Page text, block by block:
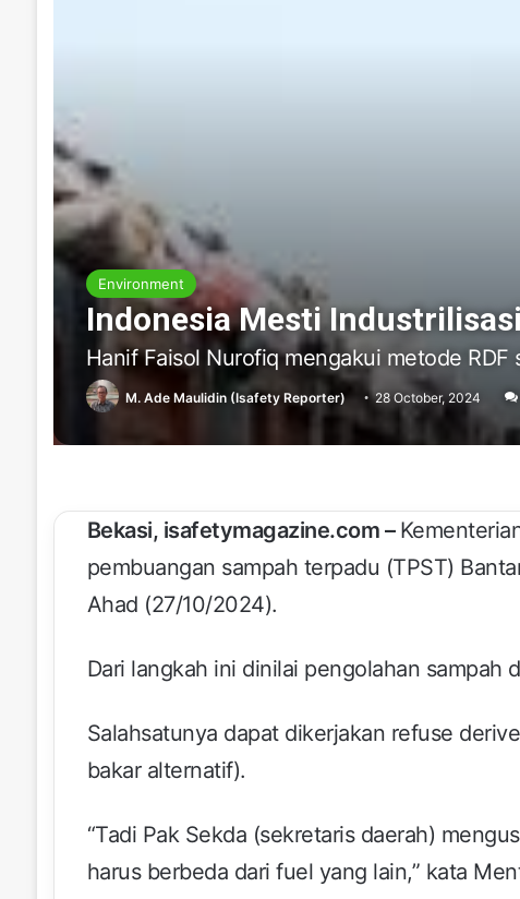
Environment
Indonesia Mesti
Hanif Faisol Nurofiq mengakui metode
M. Ade Maulidin (Isafety Reporter) 28 October, 2024
Bekasi, isafetymagazine.com –
pembuangan sampah terpadu (TPST)
Ahad (27/10/2024).
Dari langkah ini dinilai pengolahan sampah
Salahsatunya dapat dikerjakan refuse
bakar alternatif).
“Tadi Pak Sekda (sekretaris daerah)
harus berbeda dari fuel yang lain,” kata